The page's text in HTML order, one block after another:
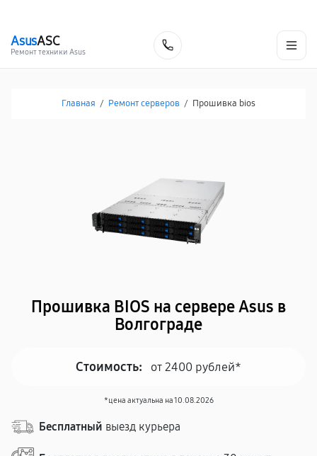
AsusASC
Ремонт техники Asus
Главная / Ремонт серверов / Прошивка bios
Прошивка BIOS на сервере Asus в
Волгограде
Стоимость: от 2400 рублей*
*цена актуальна на 10.08.2026
Бесплатный выезд курьера